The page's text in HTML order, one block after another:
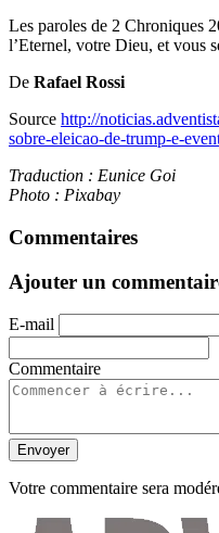
Les paroles de 2 Chroniques
l’Eternel, votre Dieu, et vous
De Rafael Rossi
Source http://
sobre-eleicao-de-trump-e-
Traduction : Eunice Goi
Photo : Pixabay
Commentaires
Ajouter un
E-mail
Commentaire
Envoyer
Votre commentaire sera